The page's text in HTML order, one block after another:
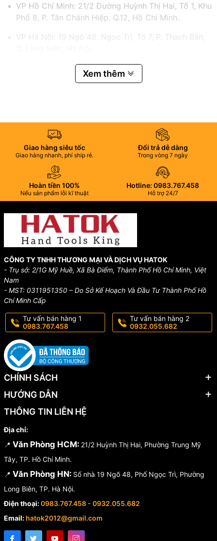
VP Hồ Chí Minh: 21/2 Đường Huỳnh Thị Hai, Tổ 1, Khu
Phố 8, P. Tân Chánh Hiệp, Q.12, Hồ Chí Minh.
VP Hà Nội: 19 Ngõ 48, Ngọc Trì, Tổ 7, P. Thạch Bàn,
0983.767.458 – 0975.977.458
Xem thêm
Giao hàng siêu tốc
Giao hàng nhanh, phí ship rẻ.
Đổi trả dễ dàng
Trong vòng 7 ngày
Hoàn tiền 100%
Nếu sản phẩm lỗi kĩ thuật
Hotline: 0983.767.458
Hỗ trợ 24/7
CÔNG TY TNHH THƯƠNG MẠI VÀ DỊCH VỤ HATOK
- Trụ sở: 2/1G Mỹ Huề, Xã Bà Điểm, Thành Phố Hồ Chí Minh, Việt
Nam
- MST: 0311951350 – Do Sở Kế Hoạch Và Đầu Tư Thành Phố Hồ
Chí Minh Cấp
Tư vấn bán hàng 1
0983.767.458
Tư vấn bán hàng 2
0932.055.682
CHÍNH SÁCH
HƯỚNG DẪN
THÔNG TIN LIÊN HỆ
Địa chỉ:
📍 Văn Phòng HCM: 21/2 Huỳnh Thị Hai, Phường Trung Mỹ
Tây, TP. Hồ Chí Minh.
📍 Văn Phòng HN: Số nhà 19 Ngõ 48, Phố Ngọc Trì, Phường
Long Biên, TP. Hà Nội.
Điện thoại:0983.767.458 - 0932.055.682
Email: hatok2012@gmail.com